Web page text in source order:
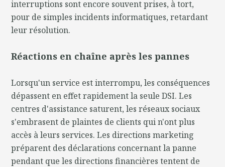
interruptions sont encore souvent prises, à tort,
pour de simples incidents informatiques, retardant
leur résolution.
Réactions en chaîne après les pannes
Lorsqu'un service est interrompu, les conséquences
dépassent en effet rapidement la seule DSI. Les
centres d'assistance saturent, les réseaux sociaux
s'embrasent de plaintes de clients qui n'ont plus
accès à leurs services. Les directions marketing
préparent des déclarations concernant la panne
pendant que les directions financières tentent de